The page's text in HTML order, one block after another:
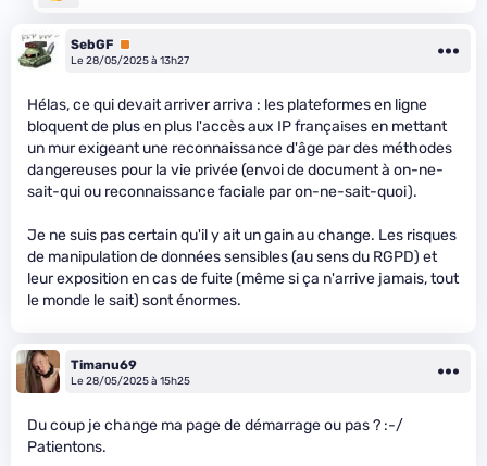
SebGF Premium
Le 28/05/2025 à 13h27
Hélas, ce qui devait arriver arriva : les plateformes en ligne
bloquent de plus en plus l'accès aux IP françaises en mettant
un mur exigeant une reconnaissance d'âge par des méthodes
dangereuses pour la vie privée (envoi de document à on-ne-
sait-qui ou reconnaissance faciale par on-ne-sait-quoi).
Je ne suis pas certain qu'il y ait un gain au change. Les risques
de manipulation de données sensibles (au sens du RGPD) et
leur exposition en cas de fuite (même si ça n'arrive jamais, tout
le monde le sait) sont énormes.
Timanu69
Le 28/05/2025 à 15h25
Du coup je change ma page de démarrage ou pas ? :-/
Patientons.